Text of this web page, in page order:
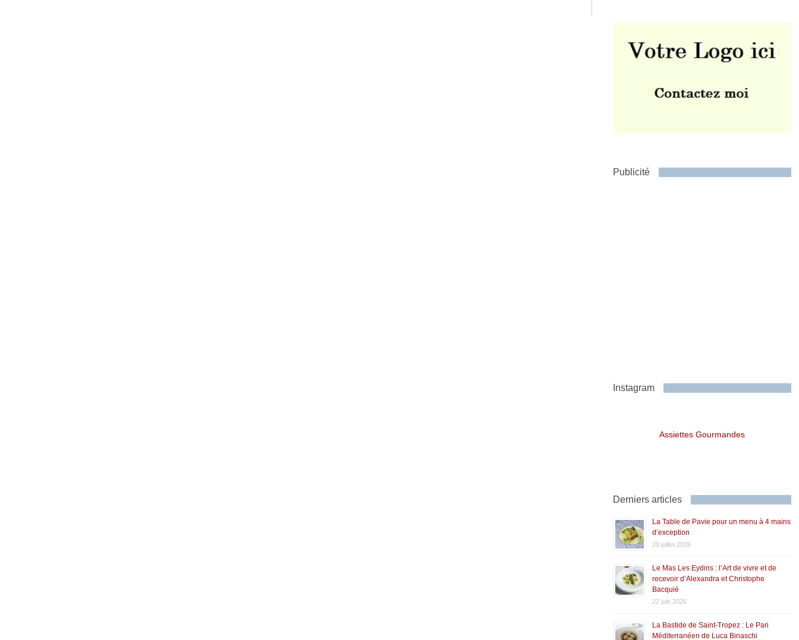
Publicité
Instagram
Assiettes Gourmandes
Derniers articles
La Table de Pavie pour un menu à 4 mains
d’exception
20 juillet 2026
Le Mas Les Eydins : l’Art de vivre et de
recevoir d’Alexandra et Christophe
Bacquié
22 juin 2026
La Bastide de Saint-Tropez : Le Pari
Méditerranéen de Luca Binaschi